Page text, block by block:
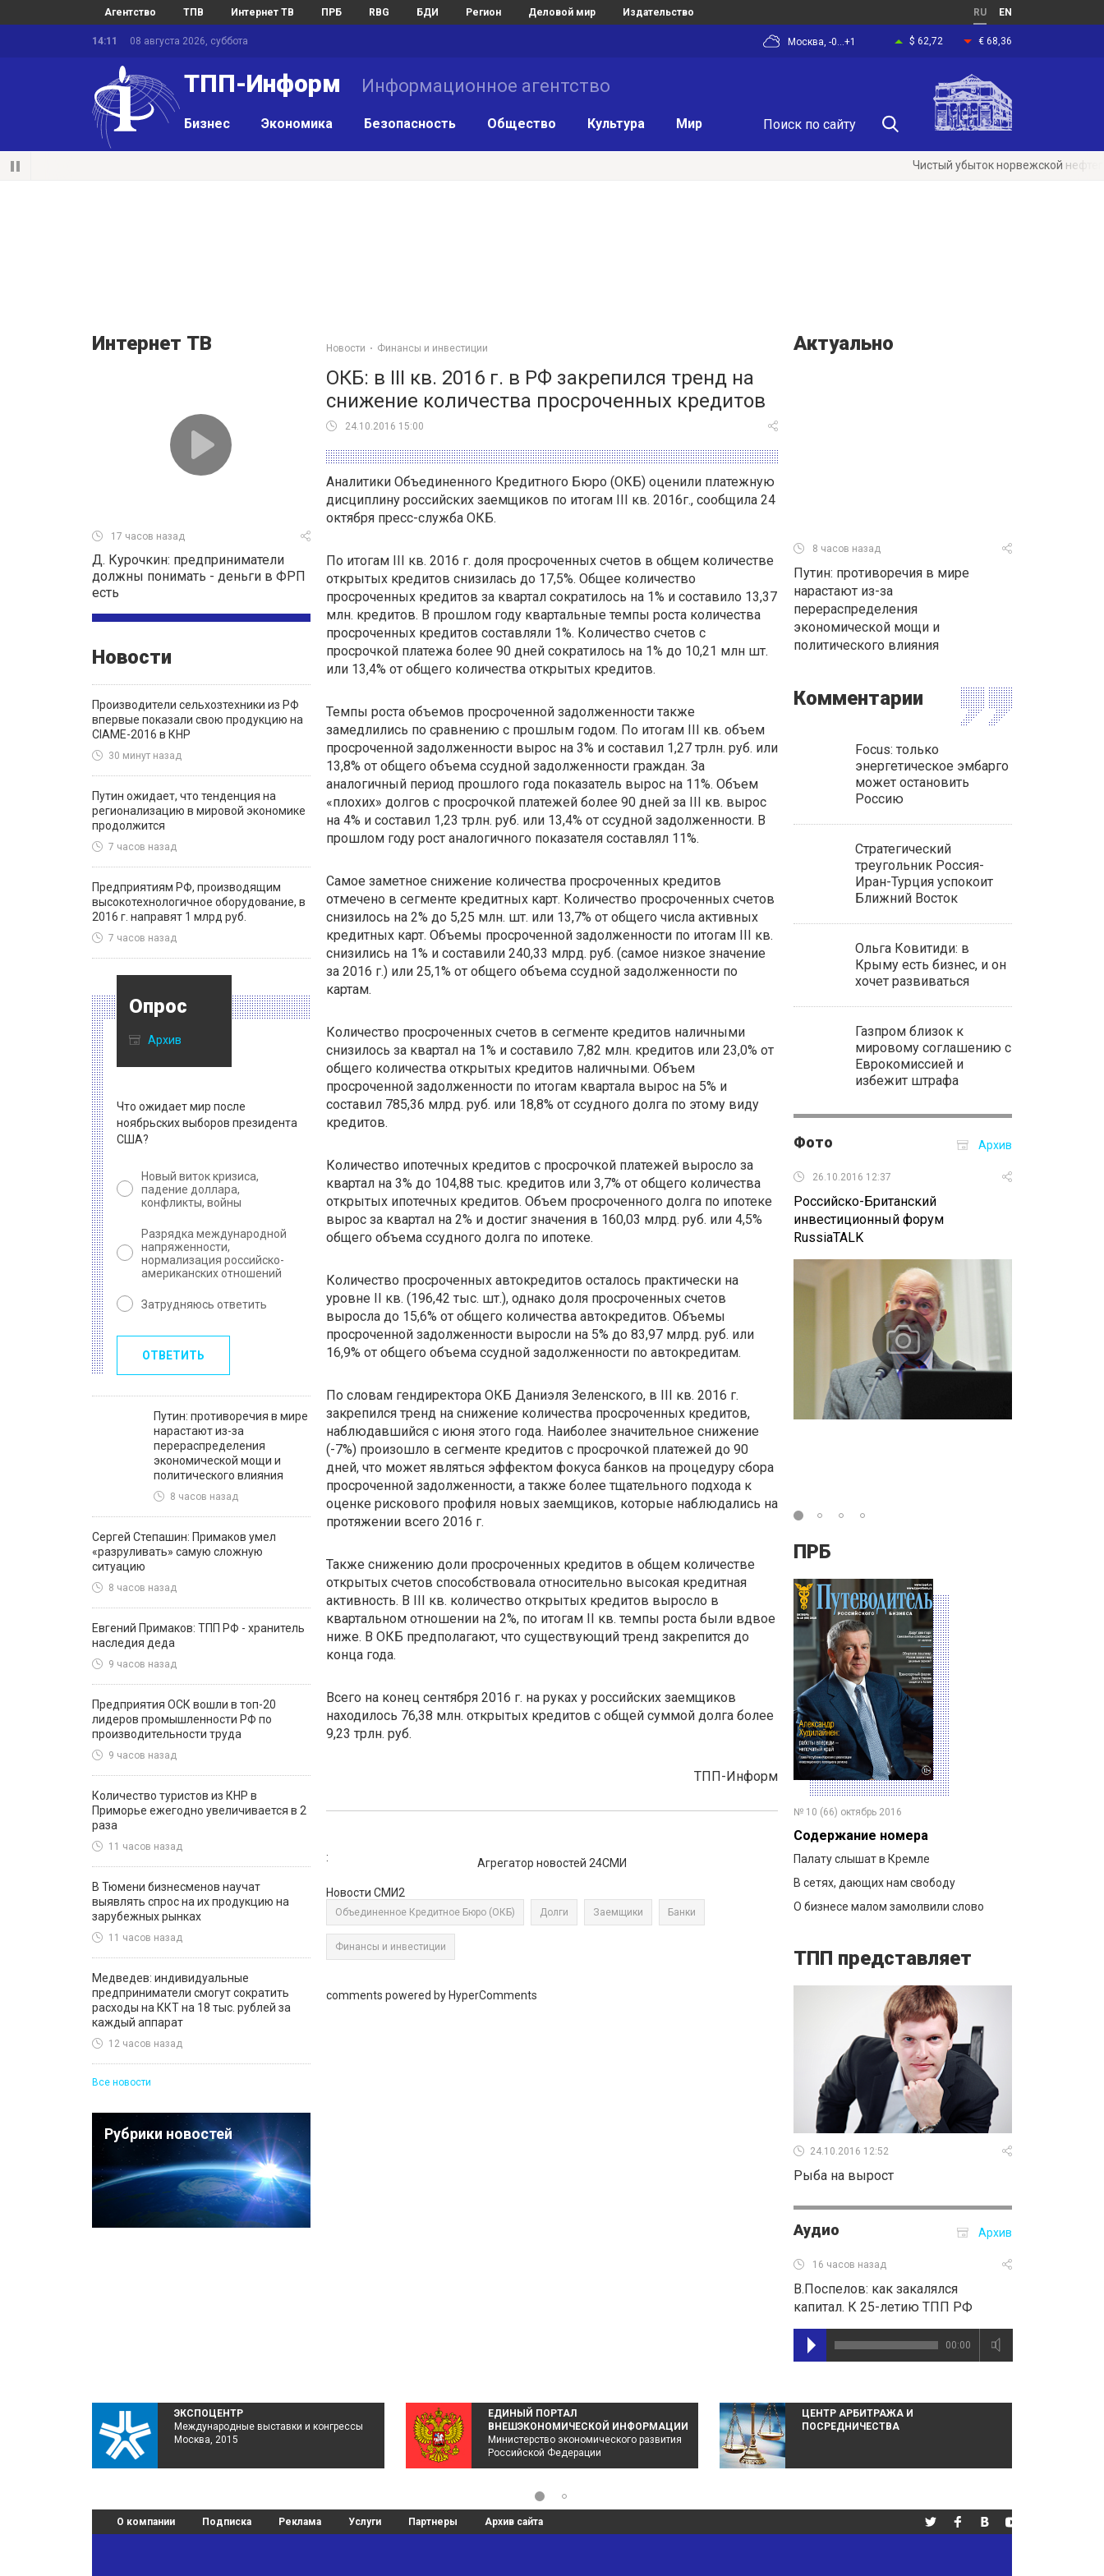
Агентство ТПВ Интернет ТВ ПРБ RBG БДИ Регион Деловой мир Издательство RU EN
14:11 08 августа 2026, суббота $ 62,72 € 68,36
Москва, -0...+1
ТПП-Информ Информационное агентство
Бизнес Экономика Безопасность Общество Культура Мир
Чистый убыток норвежской
Интернет ТВ
17 часов назад
Д. Курочкин: предприниматели
должны понимать - деньги в ФРП
есть
Новости
Производители сельхозтехники из РФ
впервые показали свою продукцию на
CIAME-2016 в КНР
30 минут назад
Путин ожидает, что тенденция на
регионализацию в мировой экономике
продолжится
7 часов назад
Предприятиям РФ, производящим
высокотехнологичное оборудование, в
2016 г. направят 1 млрд руб.
7 часов назад
Опрос
Архив
Что ожидает мир после
ноябрьских выборов президента
США?
Новый виток кризиса,
падение доллара,
конфликты, войны
Разрядка международной
напряженности,
нормализация российско-
американских отношений
Затрудняюсь ответить
ОТВЕТИТЬ
Путин: противоречия в мире
нарастают из-за
перераспределения
экономической мощи и
политического влияния
8 часов назад
Сергей Степашин: Примаков умел
«разруливать» самую сложную
ситуацию
8 часов назад
Евгений Примаков: ТПП РФ - хранитель
наследия деда
9 часов назад
Предприятия ОСК вошли в топ-20
лидеров промышленности РФ по
производительности труда
9 часов назад
Количество туристов из КНР в
Приморье ежегодно увеличивается в 2
раза
11 часов назад
В Тюмени бизнесменов научат
выявлять спрос на их продукцию на
зарубежных рынках
11 часов назад
Медведев: индивидуальные
предприниматели смогут сократить
расходы на ККТ на 18 тыс. рублей за
каждый аппарат
12 часов назад
Все новости
Рубрики новостей
Новости Финансы и инвестиции
ОКБ: в III кв. 2016 г. в РФ закрепился тренд на
снижение количества просроченных кредитов
24.10.2016 15:00
Аналитики Объединенного Кредитного Бюро (ОКБ) оценили платежную
дисциплину российских заемщиков по итогам III кв. 2016г., сообщила 24
октября пресс-служба ОКБ.
По итогам III кв. 2016 г. доля просроченных счетов в общем количестве
открытых кредитов снизилась до 17,5%. Общее количество
просроченных кредитов за квартал сократилось на 1% и составило 13,37
млн. кредитов. В прошлом году квартальные темпы роста количества
просроченных кредитов составляли 1%. Количество счетов с
просрочкой платежа более 90 дней сократилось на 1% до 10,21 млн шт.
или 13,4% от общего количества открытых кредитов.
Темпы роста объемов просроченной задолженности также
замедлились по сравнению с прошлым годом. По итогам III кв. объем
просроченной задолженности вырос на 3% и составил 1,27 трлн. руб. или
13,8% от общего объема ссудной задолженности граждан. За
аналогичный период прошлого года показатель вырос на 11%. Объем
«плохих» долгов с просрочкой платежей более 90 дней за III кв. вырос
на 4% и составил 1,23 трлн. руб. или 13,4% от ссудной задолженности. В
прошлом году рост аналогичного показателя составлял 11%.
Самое заметное снижение количества просроченных кредитов
отмечено в сегменте кредитных карт. Количество просроченных счетов
снизилось на 2% до 5,25 млн. шт. или 13,7% от общего числа активных
кредитных карт. Объемы просроченной задолженности по итогам III кв.
снизились на 1% и составили 240,33 млрд. руб. (самое низкое значение
за 2016 г.) или 25,1% от общего объема ссудной задолженности по
картам.
Количество просроченных счетов в сегменте кредитов наличными
снизилось за квартал на 1% и составило 7,82 млн. кредитов или 23,0% от
общего количества открытых кредитов наличными. Объем
просроченной задолженности по итогам квартала вырос на 5% и
составил 785,36 млрд. руб. или 18,8% от ссудного долга по этому виду
кредитов.
Количество ипотечных кредитов с просрочкой платежей выросло за
квартал на 3% до 104,88 тыс. кредитов или 3,7% от общего количества
открытых ипотечных кредитов. Объем просроченного долга по ипотеке
вырос за квартал на 2% и достиг значения в 160,03 млрд. руб. или 4,5%
общего объема ссудного долга по ипотеке.
Количество просроченных автокредитов осталось практически на
уровне II кв. (196,42 тыс. шт.), однако доля просроченных счетов
выросла до 15,6% от общего количества автокредитов. Объемы
просроченной задолженности выросли на 5% до 83,97 млрд. руб. или
16,9% от общего объема ссудной задолженности по автокредитам.
По словам гендиректора ОКБ Даниэля Зеленского, в III кв. 2016 г.
закрепился тренд на снижение количества просроченных кредитов,
наблюдавшийся с июня этого года. Наиболее значительное снижение
(-7%) произошло в сегменте кредитов с просрочкой платежей до 90
дней, что может являться эффектом фокуса банков на процедуру сбора
просроченной задолженности, а также более тщательного подхода к
оценке рискового профиля новых заемщиков, которые наблюдались на
протяжении всего 2016 г.
Также снижению доли просроченных кредитов в общем количестве
открытых счетов способствовала относительно высокая кредитная
активность. В III кв. количество открытых кредитов выросло в
квартальном отношении на 2%, по итогам II кв. темпы роста были вдвое
ниже. В ОКБ предполагают, что существующий тренд закрепится до
конца года.
Всего на конец сентября 2016 г. на руках у российских заемщиков
находилось 76,38 млн. открытых кредитов с общей суммой долга более
9,23 трлн. руб.
ТПП-Информ
: Агрегатор новостей 24СМИ
Новости СМИ2
Объединенное Кредитное Бюро (ОКБ) Долги Заемщики Банки
Финансы и инвестиции
comments powered by HyperComments
Актуально
8 часов назад
Путин: противоречия в мире
нарастают из-за
перераспределения
экономической мощи и
политического влияния
Комментарии
Focus: только
энергетическое эмбарго
может остановить
Россию
Стратегический
треугольник Россия-
Иран-Турция успокоит
Ближний Восток
Ольга Ковитиди: в
Крыму есть бизнес, и он
хочет развиваться
Газпром близок к
мировому соглашению с
Еврокомиссией и
избежит штрафа
Фото Архив
26.10.2016 12:37
Российско-Британский
инвестиционный форум
RussiaTALK
ПРБ
№ 10 (66) октябрь 2016
Содержание номера
Палату слышат в Кремле
В сетях, дающих нам свободу
О бизнесе малом замолвили слово
ТПП представляет
24.10.2016 12:52
Рыба на вырост
Аудио Архив
16 часов назад
В.Поспелов: как закалялся
капитал. К 25-летию ТПП РФ
00:00
ЭКСПОЦЕНТР
Международные выставки и конгрессы
Москва, 2015
ЕДИНЫЙ ПОРТАЛ
ВНЕШЭКОНОМИЧЕСКОЙ ИНФОРМАЦИИ
Министерство экономического развития
Российской Федерации
ЦЕНТР АРБИТРАЖА И
ПОСРЕДНИЧЕСТВА
О компании Подписка Реклама Услуги Партнеры Архив сайта